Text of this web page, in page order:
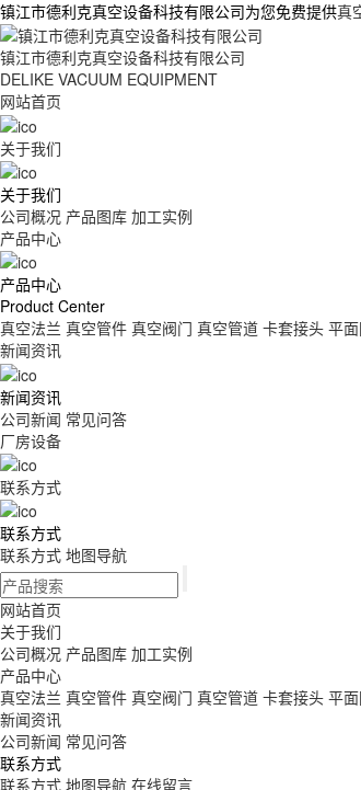
镇江市德利克真空设备科技有限公司为您免费提供真
镇江市德利克真空设备科技有限公司
DELIKE VACUUM EQUIPMENT
网站首页
关于我们
关于我们
公司概况 产品图库 加工实例
产品中心
产品中心
Product Center
真空法兰 真空管件 真空阀门 真空管道 卡套接头 平
新闻资讯
新闻资讯
公司新闻 常见问答
厂房设备
联系方式
联系方式
联系方式 地图导航
网站首页
关于我们
公司概况 产品图库 加工实例
产品中心
真空法兰 真空管件 真空阀门 真空管道 卡套接头 平
新闻资讯
公司新闻 常见问答
联系方式
联系方式 地图导航 在线留言